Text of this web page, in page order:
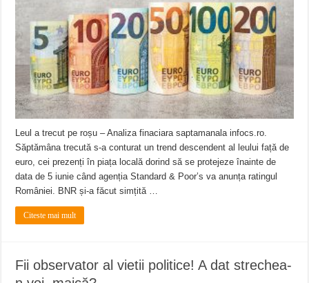
Anunț important – Închidere temporară Podul de Piatră din Herculane
Ștrandul Termal Ring din Oravița – locul unde natura a ascuns un izvor de
Leul a trecut pe roșu – Analiza finaciara saptamanala infocs.ro.
Săptămâna trecută s-a conturat un trend descendent al leului față de
euro, cei prezenți în piața locală dorind să se protejeze înainte de
data de 5 iunie când agenția Standard & Poor’s va anunța ratingul
României. BNR și-a făcut simțită …
Citeste mai mult
Fii observator al vietii politice! A dat strechea-